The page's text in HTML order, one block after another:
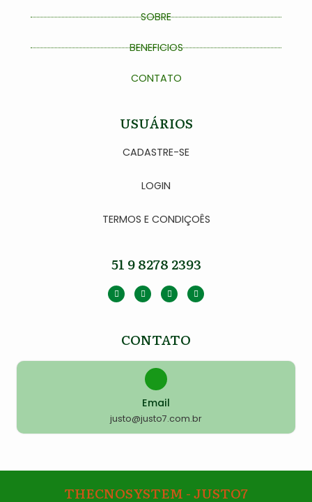
SOBRE
BENEFICIOS
CONTATO
USUÁRIOS
CADASTRE-SE
LOGIN
TERMOS E CONDIÇOÊS
51 9 8278 2393
CONTATO
Email
justo@justo7.com.br
THECNOSYSTEM - JUSTO7